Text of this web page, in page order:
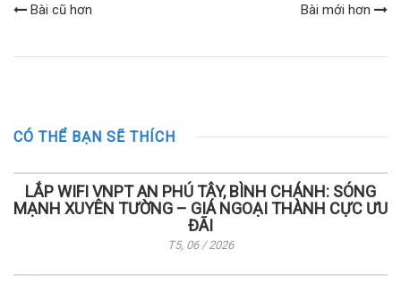
Bài cũ hơn Bài mới hơn
CÓ THỂ BẠN SẼ THÍCH
LẮP WIFI VNPT AN PHÚ TÂY, BÌNH CHÁNH: SÓNG
MẠNH XUYÊN TƯỜNG – GIÁ NGOẠI THÀNH CỰC ƯU
ĐÃI
T5, 06 / 2026